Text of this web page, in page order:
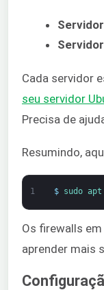
Cada servidor
seu servidor
Precisa de
Resumindo,
1 $ sudo apt
Os firewalls
aprender mais